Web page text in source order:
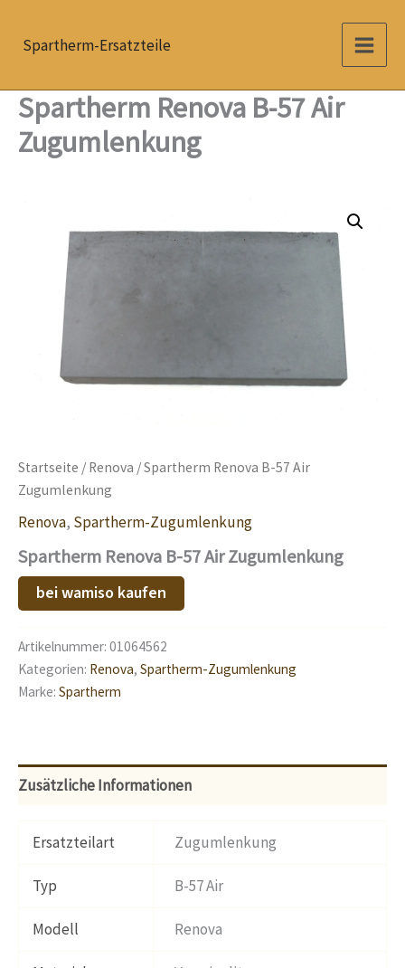
InhaltSpartherm-Ersatzteile
Spartherm Renova B-57 Air
Zugumlenkung
Startseite / Renova / Spartherm Renova B-57 Air
Zugumlenkung
Renova, Spartherm-Zugumlenkung
Spartherm Renova B-57 Air Zugumlenkung
bei wamiso kaufen
Artikelnummer: 01064562
Kategorien: Renova, Spartherm-Zugumlenkung
Marke: Spartherm
Zusätzliche Informationen
Ersatzteilart Zugumlenkung
Typ B-57 Air
Modell Renova